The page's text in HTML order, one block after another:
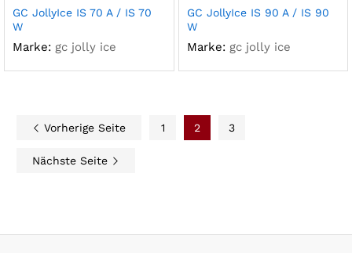
GC JollyIce IS 70 A / IS 70
W
Marke: gc jolly ice
GC JollyIce IS 90 A / IS 90
W
Marke: gc jolly ice
Vorherige Seite 1 2 3
Nächste Seite